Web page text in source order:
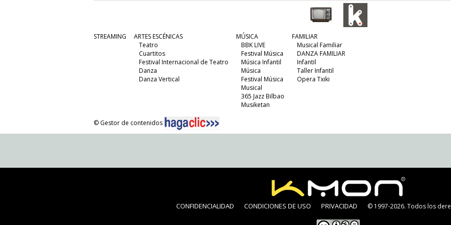
STREAMING
ARTES ESCÉNICAS
Teatro
Cuartitos
Festival Internacional de Teatro
Danza
Danza Vertical
MÚSICA
BBK LIVE
Festival Música
Música Infantil
Música
Festival Música
Musical
365 Jazz Bilbao
Musiketan
FAMILIAR
Musical Familiar
DANZA FAMILIAR
Infantil
Taller Infantil
Opera Txiki
© Gestor de contenidos
CONFIDENCIALIDAD CONDICIONES DE USO PRIVACIDAD © 1997-2026. Todos los